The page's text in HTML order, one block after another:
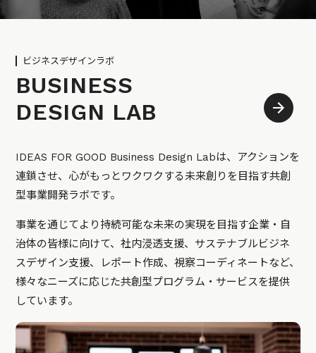
ビジネスデザインラボ
BUSINESS
DESIGN LAB
IDEAS FOR GOOD Business Design Labは、アクションを
連鎖させ、心がもっとワクワクする未来創りを目指す共創
型事業開発ラボです。
事業を通じてより持続可能な未来の実現を目指す企業・自
治体の皆様に向けて、社内浸透支援、サステナブルビジネ
スデザイン支援、レポート作成、視察コーディネートなど、
様々なニーズに応じた共創型プログラム・サービスを提供
しています。